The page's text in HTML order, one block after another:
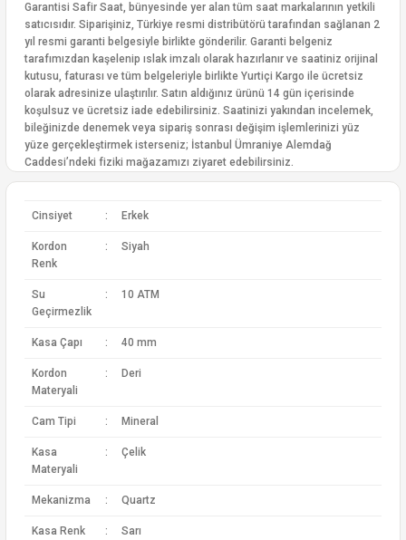
Garantisi Safir Saat, bünyesinde yer alan tüm saat markalarının yetkili
satıcısıdır. Siparişiniz, Türkiye resmi distribütörü tarafından sağlanan 2
yıl resmi garanti belgesiyle birlikte gönderilir. Garanti belgeniz
tarafımızdan kaşelenip ıslak imzalı olarak hazırlanır ve saatiniz orijinal
kutusu, faturası ve tüm belgeleriyle birlikte Yurtiçi Kargo ile ücretsiz
olarak adresinize ulaştırılır. Satın aldığınız ürünü 14 gün içerisinde
koşulsuz ve ücretsiz iade edebilirsiniz. Saatinizi yakından incelemek,
bileğinizde denemek veya sipariş sonrası değişim işlemlerinizi yüz
yüze gerçekleştirmek isterseniz; İstanbul Ümraniye Alemdağ
Caddesi’ndeki fiziki mağazamızı ziyaret edebilirsiniz.
Cinsiyet : Erkek
Kordon
Renk
: Siyah
Su
Geçirmezlik
: 10 ATM
Kasa Çapı : 40 mm
Kordon
Materyali
: Deri
Cam Tipi : Mineral
Kasa
Materyali
: Çelik
Mekanizma : Quartz
Kasa Renk : Sarı